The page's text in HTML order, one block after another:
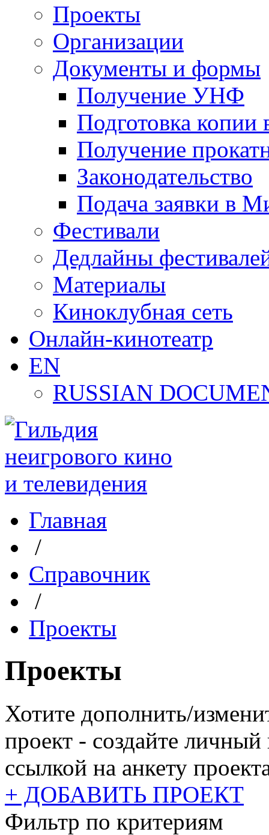
Проекты
Организации
Документы и формы
Получение УНФ
Подготовка копии
Получение
Законодательство
Подача заявки в
Фестивали
Дедлайны
Материалы
Киноклубная сеть
Онлайн-кинотеатр
EN
RUSSIAN
Главная
/
Справочник
/
Проекты
Проекты
Хотите дополнить/
проект - создайте
ссылкой на анкету
+ ДОБАВИТЬ ПРОЕКТ
Фильтр по критериям